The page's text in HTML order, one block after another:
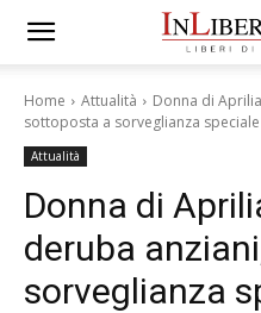
Home Attualità
Donna di
sottoposta a sorveglianza speciale
Attualità
Donna di
deruba
sorveglianza